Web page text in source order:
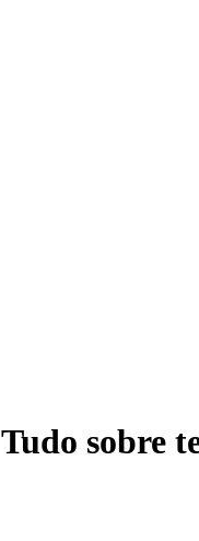
Tudo sobre